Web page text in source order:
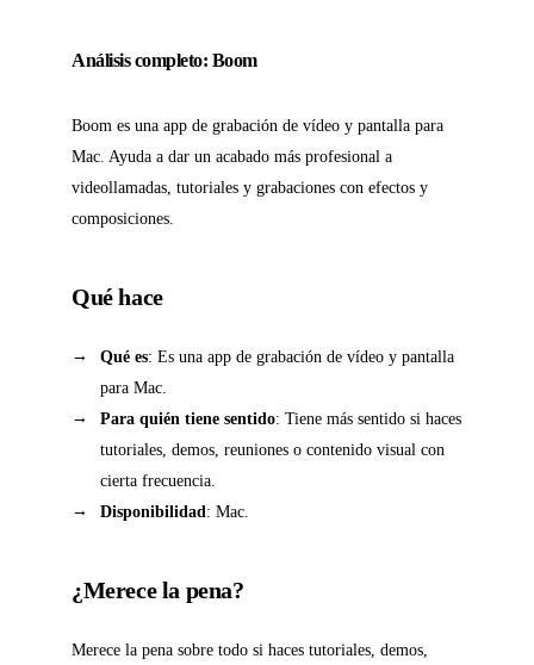
Análisis completo: Boom
Boom es una app de grabación de vídeo y pantalla para
Mac. Ayuda a dar un acabado más profesional a
videollamadas, tutoriales y grabaciones con efectos y
composiciones.
Qué hace
Qué es: Es una app de grabación de vídeo y pantalla
para Mac.
Para quién tiene sentido: Tiene más sentido si haces
tutoriales, demos, reuniones o contenido visual con
cierta frecuencia.
Disponibilidad: Mac.
¿Merece la pena?
Merece la pena sobre todo si haces tutoriales, demos,